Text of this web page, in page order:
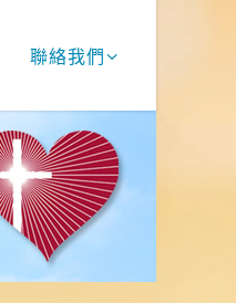
聯絡我們